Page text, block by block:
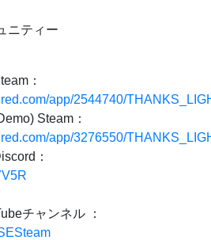
ニティー
：
app/2544740/
Steam：
app/3276550/
：
チャンネル ：